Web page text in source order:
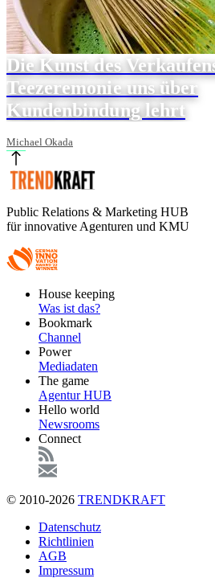
Die Kunst des
Teezeremonie uns über
Kundenbindung lehrt
Michael Okada
Public Relations & Marketing HUB
für innovative Agenturen und KMU
FooterHouse keeping
Was ist das?
Bookmark
Channel
Power
Mediadaten
The game
Agentur HUB
Hello world
Newsrooms
Connect
© 2010-2026 TRENDKRAFT
FußzeileDatenschutz
Richtlinien
AGB
Impressum